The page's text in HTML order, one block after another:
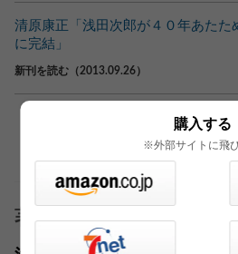
清原康正「浅田次郎が４０年あたた
に完結」
新刊を読む（2013.09.26）
※外部サイト
著者
購入する
※外部サイトに飛